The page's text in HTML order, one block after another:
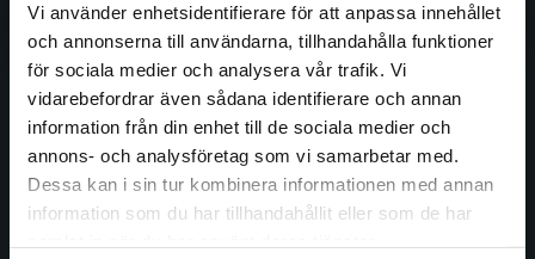
Vi använder enhetsidentifierare för att anpassa innehållet
och annonserna till användarna, tillhandahålla funktioner
för sociala medier och analysera vår trafik. Vi
vidarebefordrar även sådana identifierare och annan
information från din enhet till de sociala medier och
annons- och analysföretag som vi samarbetar med.
Dessa kan i sin tur kombinera informationen med annan
information som du har tillhandahållit eller som de har
Begränsad fraktregion
Det verkar som att du besöker
Kontakta oss
Kontakta oss
046-31 20 00
Box 141
221 00 Lund
Besöksadress: